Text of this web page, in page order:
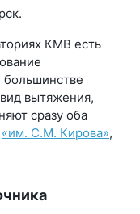
КМВ есть
большинстве
вытяжения,
сразу оба
«им. С.М. Кирова»,